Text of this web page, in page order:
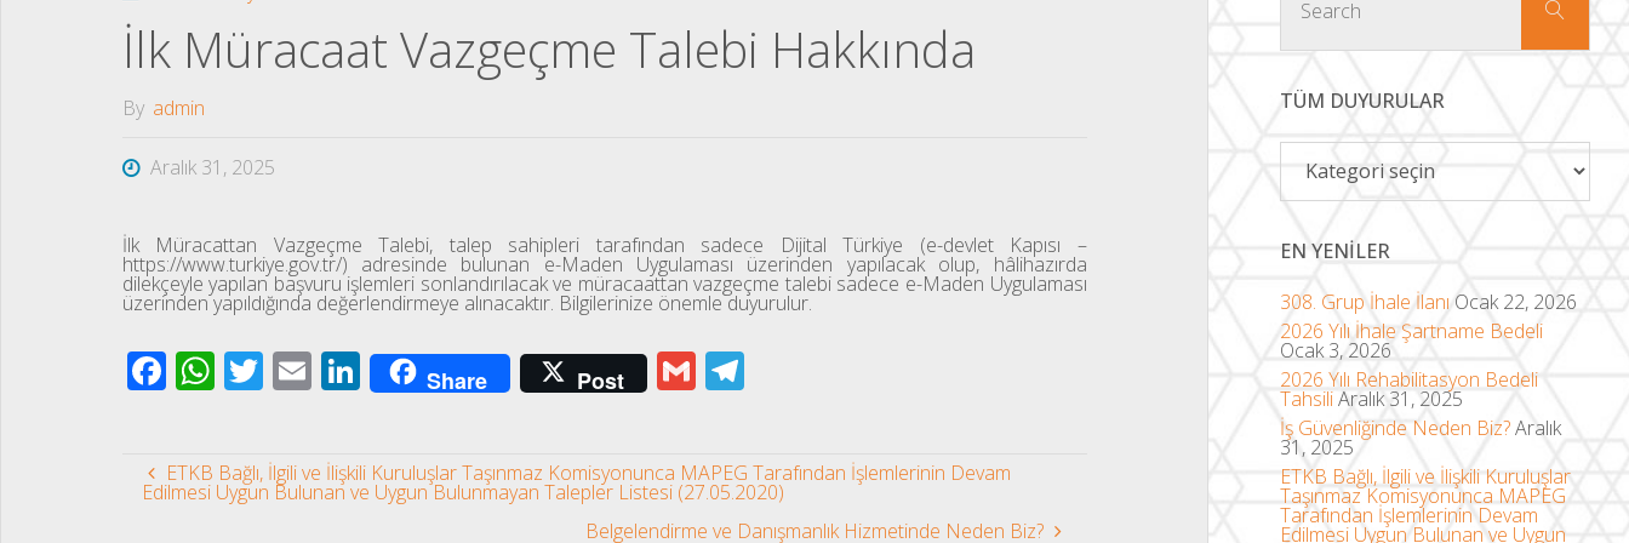
T
İlk Müracaat Vazgeçme Talebi Hakkında
By admin
Aralık 31, 2025
İlk Müracattan Vazgeçme Talebi, talep sahipleri tarafından sadece Dijital Türkiye (e-devlet Kapısı –
https://www.turkiye.gov.tr/) adresinde bulunan e-Maden Uygulaması üzerinden yapılacak olup, hâlihazırda
dilekçeyle yapılan başvuru işlemleri sonlandırılacak ve müracaattan vazgeçme talebi sadece e-Maden Uygulaması
üzerinden yapıldığında değerlendirmeye alınacaktır. Bilgilerinize önemle duyurulur.
F
b
W
s
T
tt
er
E
ail
Li
n
e
Share Post G T
gr
a
ETKB Bağlı, İlgili ve İlişkili Kuruluşlar Taşınmaz Komisyonunca MAPEG Tarafından İşlemlerinin Devam
Edilmesi Uygun Bulunan ve Uygun Bulunmayan Talepler Listesi (27.05.2020)
Belgelendirme ve Danışmanlık Hizmetinde Neden Biz?
Search
TÜM DUYURULAR
Tüm
Duyurular
EN YENILER
308. Grup İhale İlanı Ocak 22, 2026
2026 Yılı İhale Şartname Bedeli
Ocak 3, 2026
2026 Yılı Rehabilitasyon Bedeli
TahsiliAralık 31, 2025
İş Güvenliğinde Neden Biz?Aralık
31, 2025
ETKB Bağlı, İlgili ve İlişkili Kuruluşlar
Taşınmaz Komisyonunca MAPEG
Tarafından İşlemlerinin Devam
Edilmesi Uygun Bulunan ve Uygun